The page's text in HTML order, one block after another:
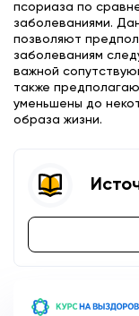
псориаза по
заболеваниями.
позволяют
заболеваниям
важной
также
уменьшены до
образа жизни.